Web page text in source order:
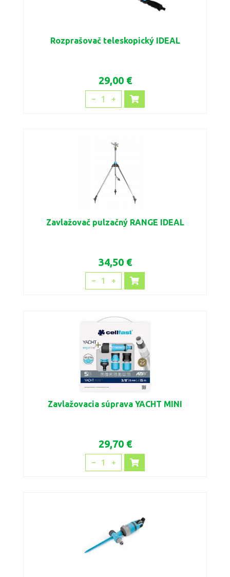
Rozprašovač teleskopický IDEAL
29,00 €
1
Zavlažovač pulzačný RANGE IDEAL
34,50 €
1
Zavlažovacia súprava YACHT MINI
29,70 €
1